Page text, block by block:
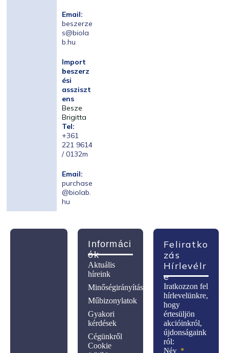
Email:
beszerze
s@biola
b.hu
Import
beszerz
ési
assziszt
ens
Besze
Brigitta
Tel:
+361
221 9614
/ 0132m
Email:
purchase
@biolab.
hu
Feliratko
Zás
Hírlevélr
E
Iratkozzon fel
hírlevelünkre,
hogy
értesüljön
akcióinkról,
újdonságaink
ról:
Név
Informáci
Ók
Aktuális
híreink
Minőségirányítás
Műbizonylatok
Gyakori
kérdések
Cégünkről
Cookie